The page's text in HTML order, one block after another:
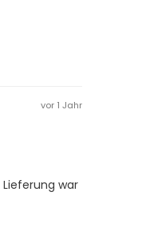
vor 1 Jahr
war